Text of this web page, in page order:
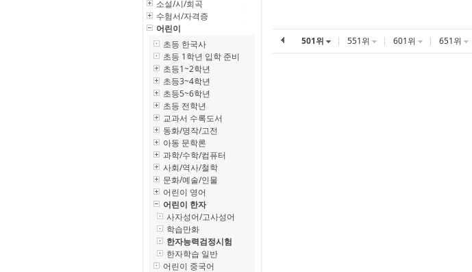
소설/시/희곡
수험서/자격증
어린이
초등 한국사
초등 1학년 입학 준비
초등1~2학년
초등3~4학년
초등5~6학년
초등 전학년
교과서 수록도서
동화/명작/고전
아동 문학론
과학/수학/컴퓨터
사회/역사/철학
문화/예술/인물
어린이 영어
어린이 한자
사자성어/고사성어
학습만화
한자능력검정시험
한자학습 일반
어린이 중국어
501위 551위 601위 651위